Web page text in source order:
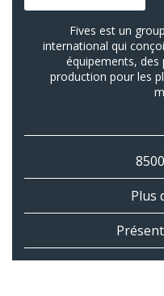
Fives est un
international qui
équipements, des
production pour les
Plus